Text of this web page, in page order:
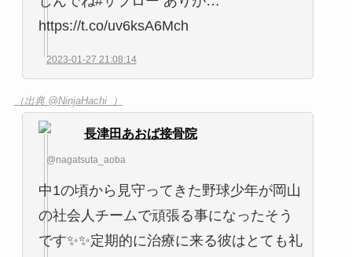
https://t.co/uv6ksA6Mch
2023-01-27 21:08:14
（出典 @NinjaHachi_）
長津田あおば接骨院
@nagatsuta_aoba
中1の頃から見守ってきた野球少年が岡山
の社会人チームで頑張る事になったそう
です✨✨定期的に治療に来る彼はとても礼